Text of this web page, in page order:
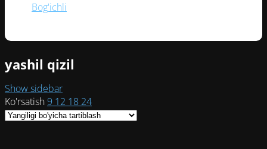
Bog'ichli
yashil qizil
Show sidebar
Ko'rsatish9 12 18 24